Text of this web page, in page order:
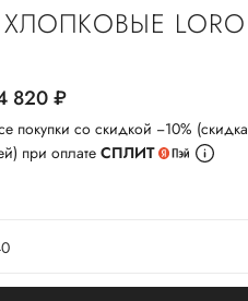
LORO
820руб.
покупки со скидкой −10% (скидка
при оплатеСПЛИТ